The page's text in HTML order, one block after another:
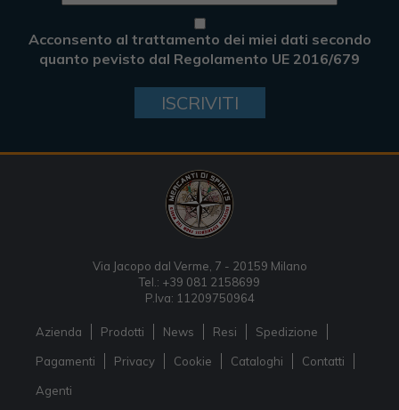
Acconsento al trattamento dei miei dati secondo
quanto pevisto dal Regolamento UE 2016/679
ISCRIVITI
Via Jacopo dal Verme, 7 - 20159 Milano
Tel.: +39 081 2158699
P.Iva: 11209750964
Azienda Prodotti News Resi Spedizione
Pagamenti Privacy Cookie Cataloghi Contatti
Agenti